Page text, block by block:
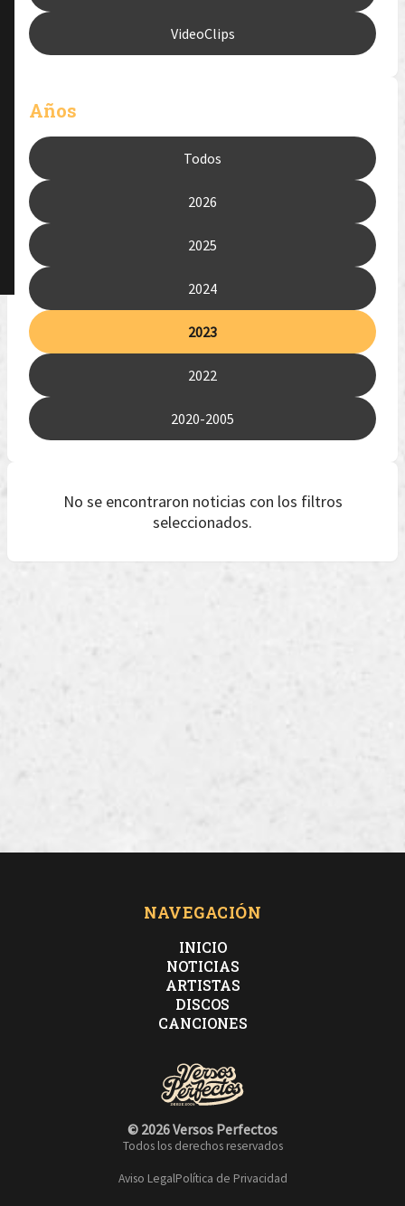
VideoClips
Años
Todos
2026
2025
2024
2023
2022
2020-2005
No se encontraron noticias con los filtros
seleccionados.
NAVEGACIÓN
INICIO
NOTICIAS
ARTISTAS
DISCOS
CANCIONES
© 2026 Versos Perfectos
Todos los derechos reservados
Aviso LegalPolítica de Privacidad